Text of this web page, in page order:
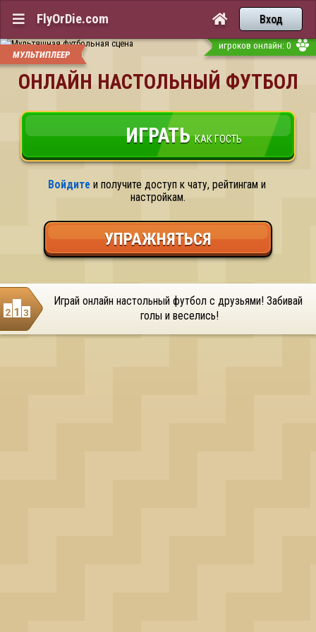
 FlyOrDie.com  Вход
МУЛЬТИПЛЕЕР
игроков онлайн: 0
ОНЛАЙН НАСТОЛЬНЫЙ ФУТБОЛ
ИГРАТЬ КАК ГОСТЬ
Войдите и получите доступ к чату, рейтингам и
настройкам.
УПРАЖНЯТЬСЯ
Играй онлайн настольный футбол с друзьями! Забивай
голы и веселись!